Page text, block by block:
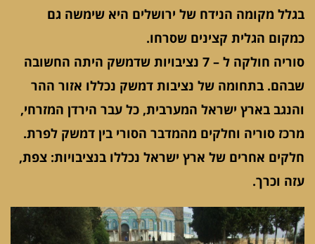
בגלל מקומה הנידח של ירושלים היא שימשה גם
כמקום הגלית קצינים שסרחו.
סוריה חולקה ל – 7 נציבויות שדמשק היתה החשובה
שבהם. בתחומה של נציבות דמשק נכללו אזור ההר
והנגב בארץ ישראל המערבית, כל עבר הירדן המזרחי,
מרכז סוריה וחלקים מהמדבר הסורי בין דמשק לפרת.
חלקים אחרים של ארץ ישראל נכללו בנציבויות: צפת,
עזה וכרך.